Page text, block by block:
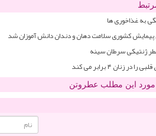
به غذاخوری ها
پیمایش کشوری سلامت دهان و دندان دانش آموزان شد
ژنتیکی سرطان سینه
۴ برابر می کند
مورد این مطلب عطروتن